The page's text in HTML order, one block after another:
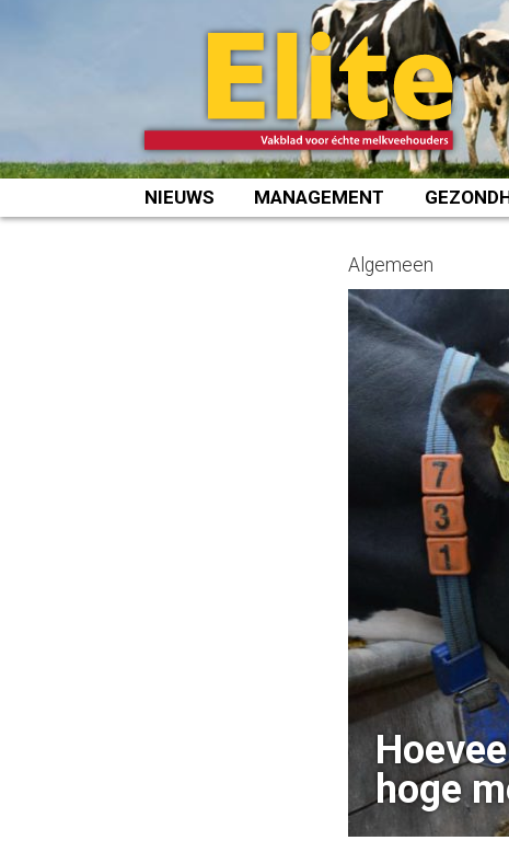
NIEUWS MANAGEMENT
Algemeen
hoge